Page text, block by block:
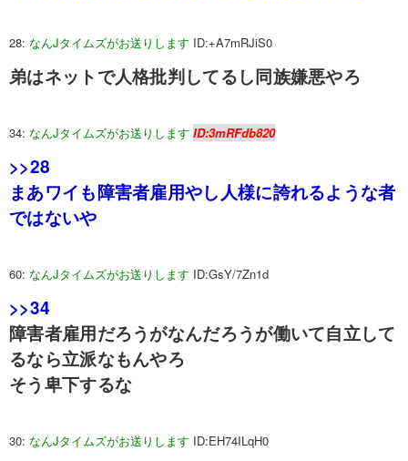
28: なんJタイムズがお送りします ID:+A7mRJiS0
弟はネットで人格批判してるし同族嫌悪やろ
34: なんJタイムズがお送りします ID:3mRFdb820
>>28
まあワイも障害者雇用やし人様に誇れるような者
ではないや
60: なんJタイムズがお送りします ID:GsY/7Zn1d
>>34
障害者雇用だろうがなんだろうが働いて自立して
るなら立派なもんやろ
そう卑下するな
30: なんJタイムズがお送りします ID:EH74ILqH0